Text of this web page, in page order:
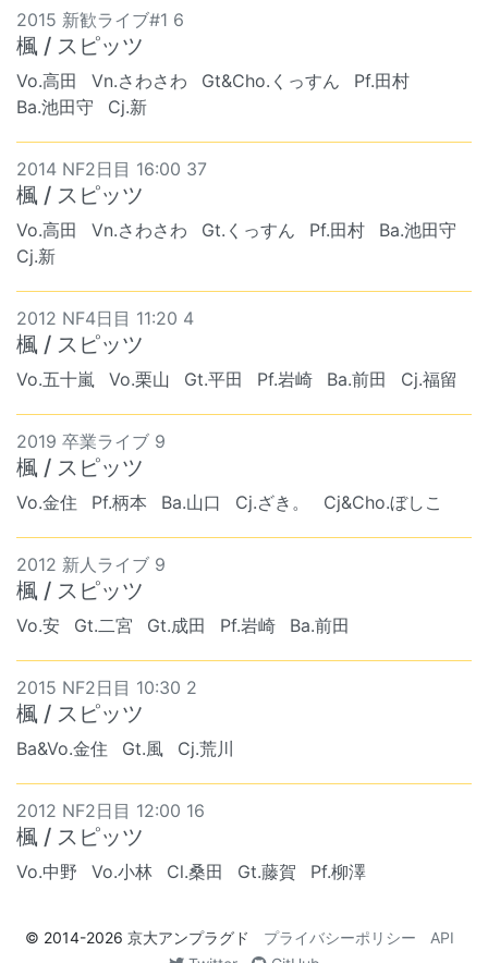
2015 新歓ライブ#1 6
楓 / スピッツ
Vo.高田 Vn.さわさわ Gt&Cho.くっすん
Pf.田村
Ba.池田守
Cj.新
2014 NF2日目 16:00 37
楓 / スピッツ
Vo.高田 Vn.さわさわ Gt.くっすん Pf.田村
Ba.池田守
Cj.新
2012 NF4日目 11:20 4
楓 / スピッツ
Vo.五十嵐 Vo.栗山 Gt.平田 Pf.岩崎 Ba.前田 Cj.福留
2019 卒業ライブ 9
楓 / スピッツ
Vo.金住 Pf.柄本 Ba.山口 Cj.ざき。 Cj&Cho.ぼしこ
2012 新人ライブ 9
楓 / スピッツ
Vo.安 Gt.二宮 Gt.成田 Pf.岩崎 Ba.前田
2015 NF2日目 10:30 2
楓 / スピッツ
Ba&Vo.金住 Gt.風 Cj.荒川
2012 NF2日目 12:00 16
楓 / スピッツ
Vo.中野 Vo.小林 Cl.桑田 Gt.藤賀 Pf.柳澤
© 2014-2026 京大アンプラグド プライバシーポリシー
API